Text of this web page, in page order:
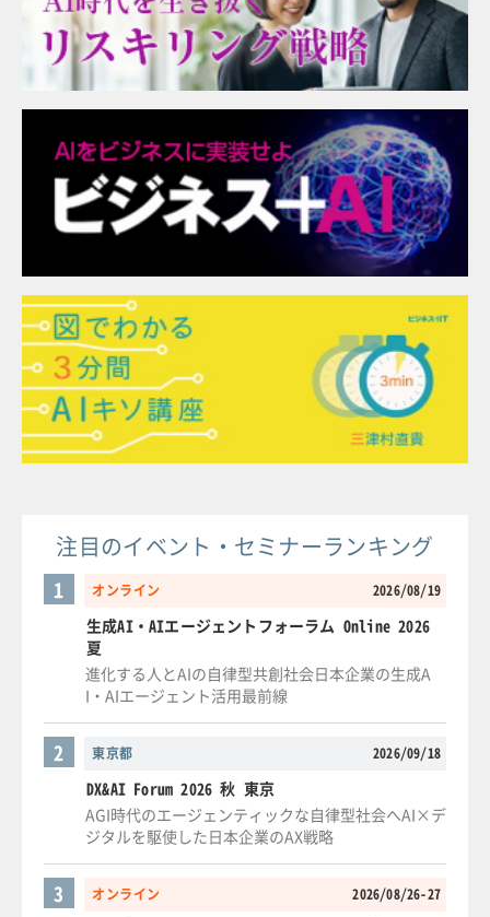
注目のイベント・セミナーランキング
オンライン 2026/08/19
1
生成AI・AIエージェントフォーラム Online 2026
夏
進化する人とAIの自律型共創社会日本企業の生成A
I・AIエージェント活用最前線
東京都 2026/09/18
2
DX&AI Forum 2026 秋 東京
AGI時代のエージェンティックな自律型社会へAI×デ
ジタルを駆使した日本企業のAX戦略
オンライン 2026/08/26-27
3